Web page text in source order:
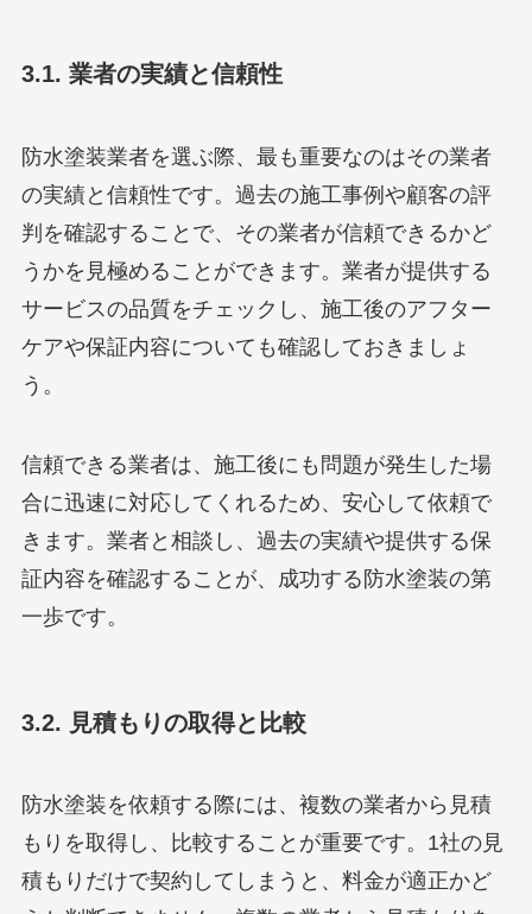
3.1. 業者の実績と信頼性
防水塗装業者を選ぶ際、最も重要なのはその業者
の実績と信頼性です。過去の施工事例や顧客の評
判を確認することで、その業者が信頼できるかど
うかを見極めることができます。業者が提供する
サービスの品質をチェックし、施工後のアフター
ケアや保証内容についても確認しておきましょ
う。
信頼できる業者は、施工後にも問題が発生した場
合に迅速に対応してくれるため、安心して依頼で
きます。業者と相談し、過去の実績や提供する保
証内容を確認することが、成功する防水塗装の第
一歩です。
3.2. 見積もりの取得と比較
防水塗装を依頼する際には、複数の業者から見積
もりを取得し、比較することが重要です。1社の見
積もりだけで契約してしまうと、料金が適正かど